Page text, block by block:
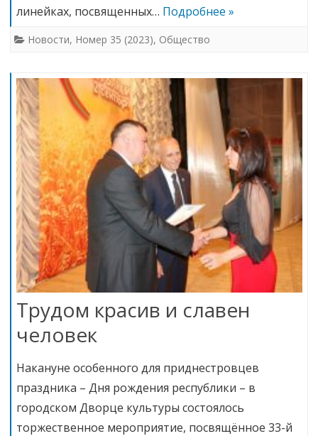
линейках, посвященных… Подробнее »
Новости, Номер 35 (2023), Общество
Трудом красив и славен
человек
Накануне особенного для приднестровцев
праздника – Дня рождения республики – в
городском Дворце культуры состоялось
торжественное мероприятие, посвящённое 33-й